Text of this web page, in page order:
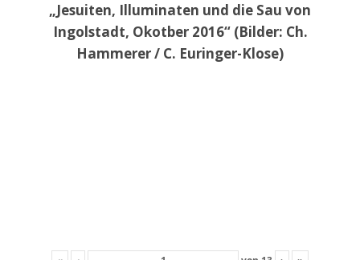
„Jesuiten, Illuminaten und die Sau von
Ingolstadt, Okotber 2016“ (Bilder: Ch.
Hammerer / C. Euringer-Klose)